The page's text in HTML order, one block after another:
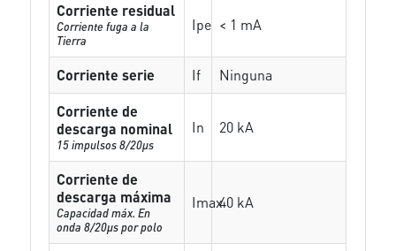
Corriente residual
Corriente fuga a la
Tierra
Ipe < 1 mA
Corriente serie If
Ninguna
Corriente de
descarga nominal
15 impulsos 8/20µs
In 20 kA
Corriente de
descarga máxima
Capacidad máx. En
onda 8/20µs por polo
Imax40 kA